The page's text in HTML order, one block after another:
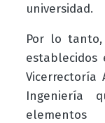
universidad.
Por lo
establecidos
Vicerrectoría
Ingeniería
elementos